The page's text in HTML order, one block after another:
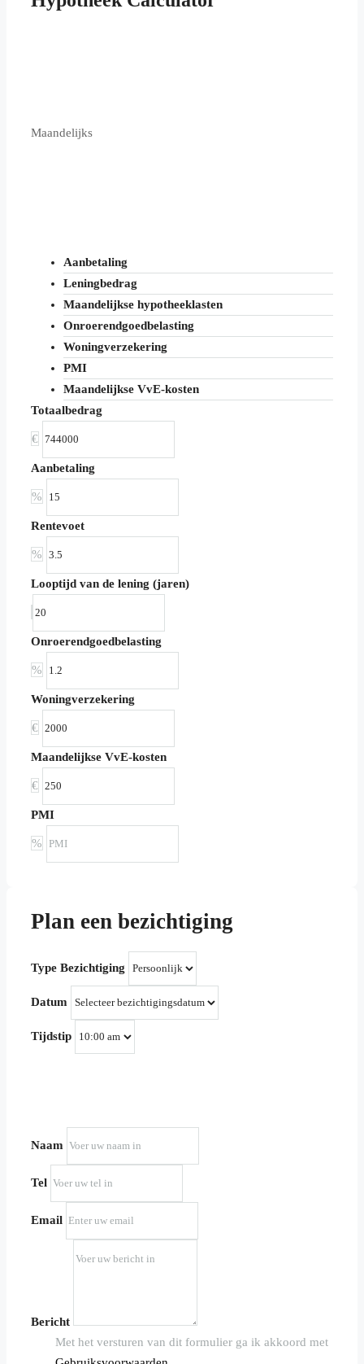
Maandelijks
Aanbetaling
Leningbedrag
Maandelijkse hypotheeklasten
Onroerendgoedbelasting
Woningverzekering
PMI
Maandelijkse VvE-kosten
Totaalbedrag
€
Aanbetaling
%
Rentevoet
%
Looptijd van de lening (jaren)
Onroerendgoedbelasting
%
Woningverzekering
€
Maandelijkse VvE-kosten
€
PMI
%
Plan een bezichtiging
Type Bezichtiging
Datum
Tijdstip
Naam
Tel
Email
Bericht
Met het versturen van dit formulier ga ik akkoord met